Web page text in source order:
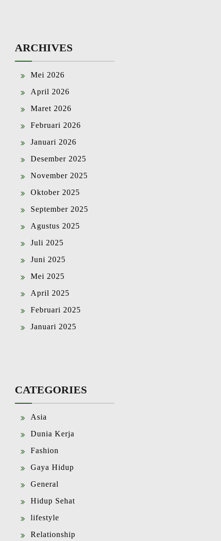
ARCHIVES
Mei 2026
April 2026
Maret 2026
Februari 2026
Januari 2026
Desember 2025
November 2025
Oktober 2025
September 2025
Agustus 2025
Juli 2025
Juni 2025
Mei 2025
April 2025
Februari 2025
Januari 2025
CATEGORIES
Asia
Dunia Kerja
Fashion
Gaya Hidup
General
Hidup Sehat
lifestyle
Relationship